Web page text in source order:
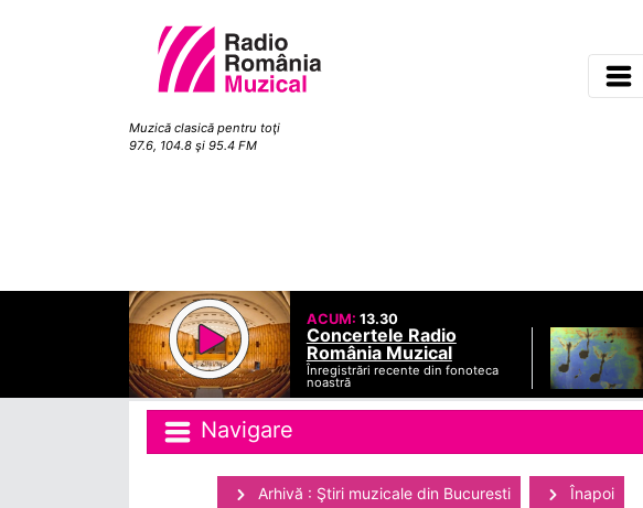
Muzică clasică pentru toţi
97.6, 104.8 şi 95.4 FM
ACUM: 13.30
Concertele Radio
România Muzical
Înregistrări recente din fonoteca
noastră
Navigare
Arhivă : Ştiri muzicale din Bucuresti Înapoi